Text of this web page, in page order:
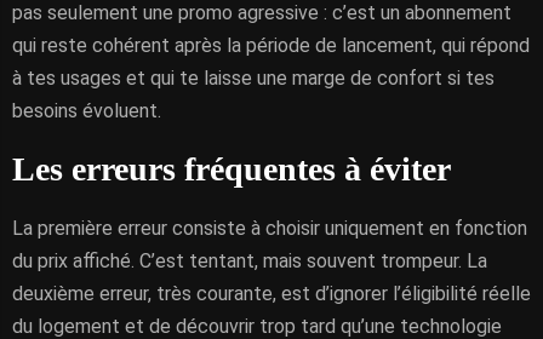
pas seulement une promo agressive : c’est un abonnement
qui reste cohérent après la période de lancement, qui répond
à tes usages et qui te laisse une marge de confort si tes
besoins évoluent.
Les erreurs fréquentes à éviter
La première erreur consiste à choisir uniquement en fonction
du prix affiché. C’est tentant, mais souvent trompeur. La
deuxième erreur, très courante, est d’ignorer l’éligibilité réelle
du logement et de découvrir trop tard qu’une technologie